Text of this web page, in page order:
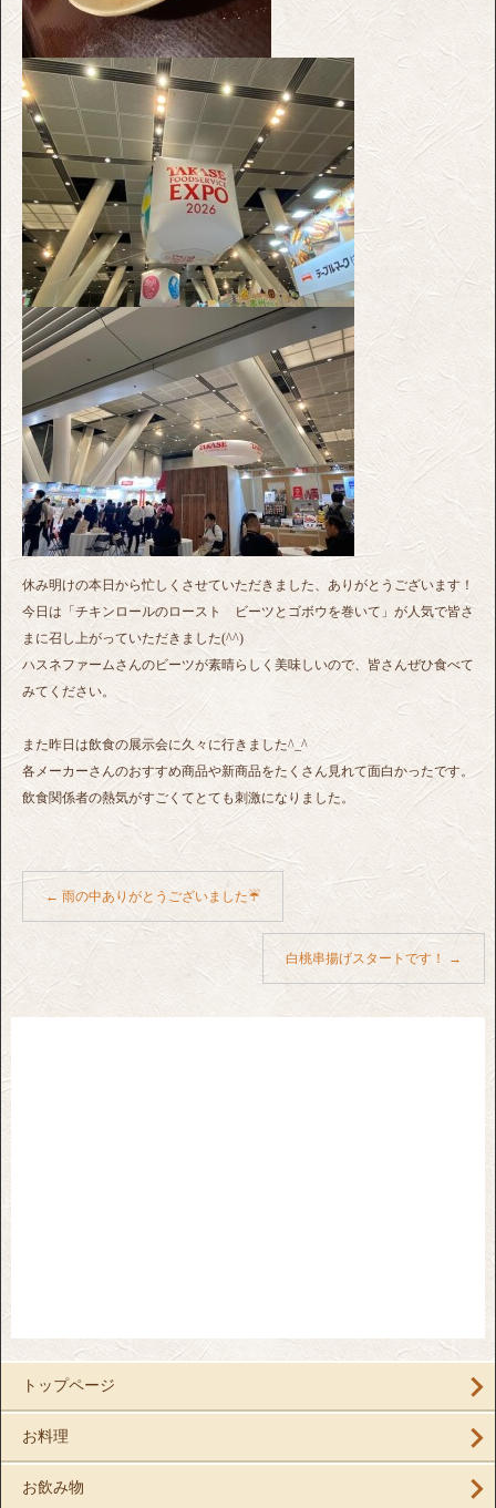
休み明けの本日から忙しくさせていただきました、ありがとうございます！
今日は「チキンロールのロースト ビーツとゴボウを巻いて」が人気で皆さ
まに召し上がっていただきました(^^)
ハスネファームさんのビーツが素晴らしく美味しいので、皆さんぜひ食べて
みてください。
また昨日は飲食の展示会に久々に行きました^_^
各メーカーさんのおすすめ商品や新商品をたくさん見れて面白かったです。
飲食関係者の熱気がすごくてとても刺激になりました。
← 雨の中ありがとうございました☔️
白桃串揚げスタートです！ →
トップページ
お料理
お飲み物